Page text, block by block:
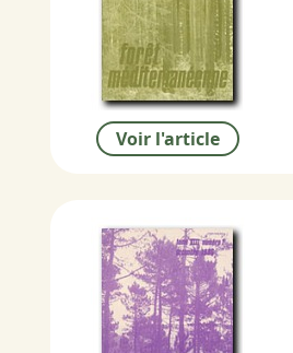
Voir l'article